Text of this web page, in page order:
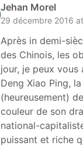
Jehan Morel
29 décembre 2016
Après in demi-
des Chinois, les
jour, je peux vous
Deng Xiao Ping,
(heureusement)
couleur de son
national-
puissant et riche